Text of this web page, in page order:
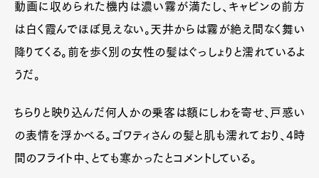
動画に収められた機内は濃い霧が満たし、キャビンの前方
は白く霞んでほぼ見えない。天井からは霧が絶え間なく舞い
降りてくる。前を歩く別の女性の髪はぐっしょりと濡れているよ
うだ。
ちらりと映り込んだ何人かの乗客は額にしわを寄せ、戸惑い
の表情を浮かべる。ゴワティさんの髪と肌も濡れており、4時
間のフライト中、とても寒かったとコメントしている。